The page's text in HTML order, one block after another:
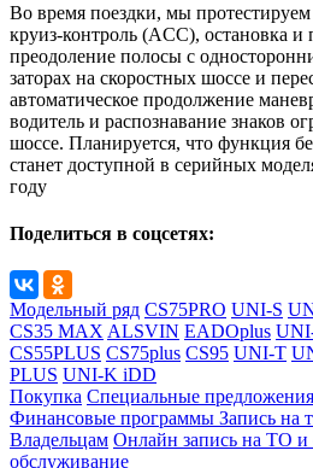
Во время поездки, мы
круиз-контроль (ACC), остановка
преодоление полосы с
заторах на скоростных шоссе и
автоматическое продолжение
водитель и распознавание знаков
шоссе. Планируется, что функция
станет доступной в серийных
году
Поделиться в соцсетях:
Модельный ряд CS75PRO UNI-S
CS35 MAX ALSVIN EADOplus
CS55PLUS CS75plus CS95 UNI-T
PLUS UNI-K iDD
Покупка Специальные предложения
Финансовые программы Запись на
Владельцам Онлайн запись на ТО и
обслуживание